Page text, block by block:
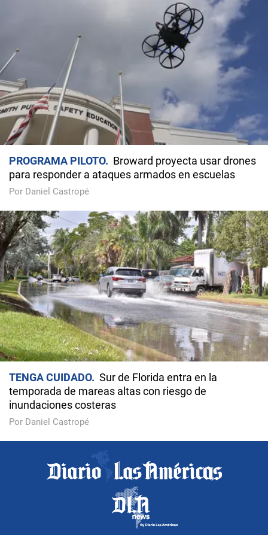
PROGRAMA PILOTO
Broward proyecta usar drones
para responder a ataques armados en escuelas
Por Daniel Castropé
TENGA CUIDADO
Sur de Florida entra en la
temporada de mareas altas con riesgo de
inundaciones costeras
Por Daniel Castropé